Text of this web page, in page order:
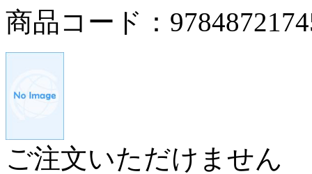
商品コード：
ご注文いただけません